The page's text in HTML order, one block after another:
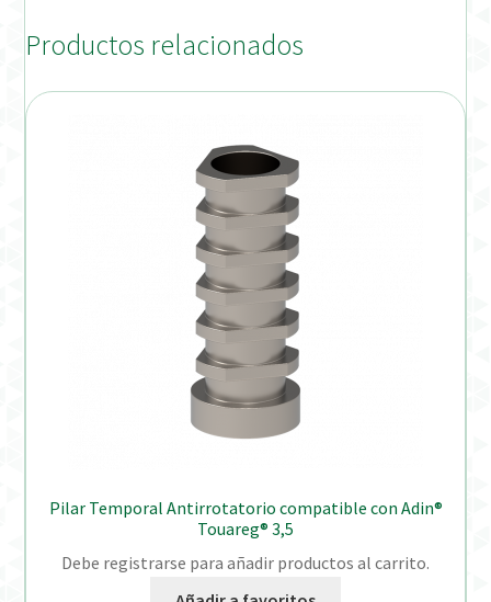
Productos relacionados
Pilar Temporal Antirrotatorio compatible con Adin®
Touareg® 3,5
Debe registrarse para añadir productos al carrito.